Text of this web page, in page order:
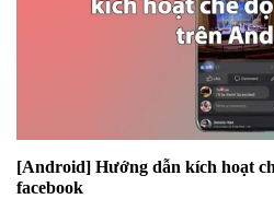
[Android] Hướng dẫn kích hoạt
facebook